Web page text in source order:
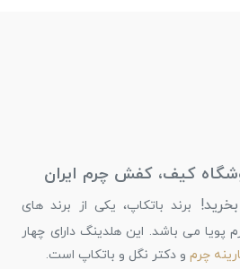
کیف، کفش چرم ایران
برند باتکاپ، یکی از برند های
پویا می باشد. این هلدینگ دارای چهار
چرم و دکتر نگل و باتکاپ است.